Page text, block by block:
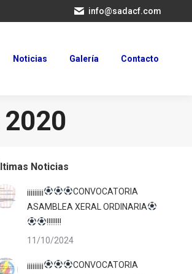
info@sadacf.com
Noticias Galería Contacto
Noticias
¡¡¡¡¡¡¡¡¡
CONVOCATORIA
ASAMBLEA XERAL ORDINARIA
!!!!!!!!
11/10/2024
¡¡¡¡¡¡¡¡¡
CONVOCATORIA
Noticias Galería Contacto